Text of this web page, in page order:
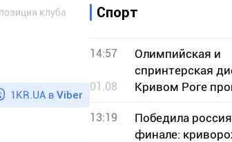
клуба
1KR.UA в Viber
Спорт
14:57
01.08
Олимпийская и
спринтерская
Кривом Роге
чемпионат по
триатлону
13:19
Победила
финале: